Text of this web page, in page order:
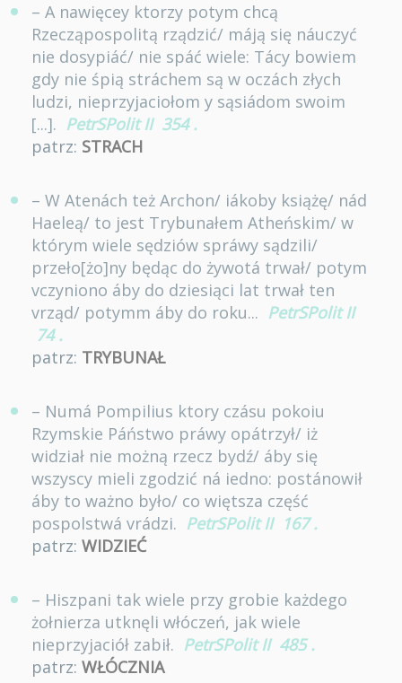
– A nawięcey ktorzy potym chcą
Rzecząpospolitą rządzić/ máją się náuczyć
nie dosypiáć/ nie spáć wiele: Tácy bowiem
gdy nie śpią stráchem są w oczách złych
ludzi, nieprzyjaciołom y sąsiádom swoim
[...]. PetrSPolit II 354 .
patrz: STRACH
– W Atenách też Archon/ iákoby książę/ nád
Haeleą/ to jest Trybunałem Atheńskim/ w
którym wiele sędziów spráwy sądzili/
przeło[żo]ny będąc do żywotá trwał/ potym
vczyniono áby do dziesiąci lat trwał ten
vrząd/ potymm áby do roku... PetrSPolit II
74 .
patrz: TRYBUNAŁ
– Numá Pompilius ktory czásu pokoiu
Rzymskie Páństwo práwy opátrzył/ iż
widział nie możną rzecz bydź/ áby się
wszyscy mieli zgodzić ná iedno: postánowił
áby to ważno było/ co więtsza część
pospolstwá vrádzi. PetrSPolit II 167 .
patrz: WIDZIEĆ
– Hiszpani tak wiele przy grobie każdego
żołnierza utknęli włóczeń, jak wiele
nieprzyjaciół zabił. PetrSPolit II 485 .
patrz: WŁÓCZNIA